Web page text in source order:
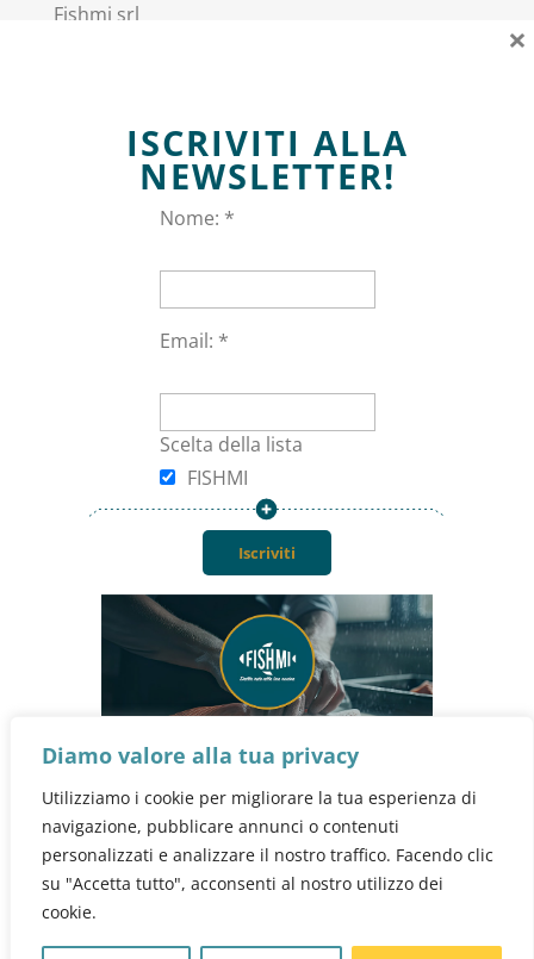
Diamo valore alla tua privacy
Utilizziamo i cookie per migliorare la tua esperienza di
navigazione, pubblicare annunci o contenuti
personalizzati e analizzare il nostro traffico. Facendo clic
su "Accetta tutto", acconsenti al nostro utilizzo dei
cookie.
Fishmi srl
Informazioni
Carrello
Contattaci
+39 340 8565694
 info@fishmi.it
ISCRIVITI ALLA
NEWSLETTER!
Nome: *
Email: *
Scelta della lista
FISHMI
×